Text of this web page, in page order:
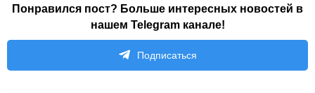
Понравился пост? Больше интересных новостей в
нашем Telegram канале!
Подписаться